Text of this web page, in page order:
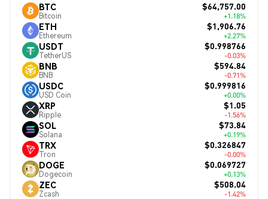
BTC
Bitcoin
$64,757.00
+1.18%
ETH
Ethereum
$1,906.76
+2.27%
USDT
TetherUS
$0.998766
-0.03%
BNB
BNB
$594.84
-0.71%
USDC
USD Coin
$0.999816
+0.00%
XRP
Ripple
$1.05
-1.56%
SOL
Solana
$73.84
+0.19%
TRX
Tron
$0.326847
-0.00%
DOGE
Dogecoin
$0.069727
+0.13%
ZEC
Zcash
$508.04
-1.42%